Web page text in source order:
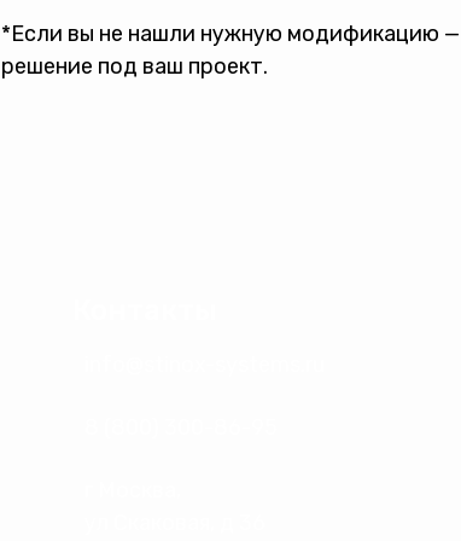
*Если вы не нашли нужную модификацию
решение под ваш проект.